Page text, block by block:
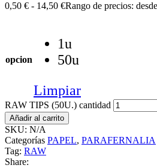
0,50 € - 14,50 €Rango de precios:
opcion
1u
50u
Limpiar
RAW TIPS (50U.) cantidad
Añadir al carrito
SKU: N/A
Categorías PAPEL, PARAFERNALIA
Tag: RAW
Share: